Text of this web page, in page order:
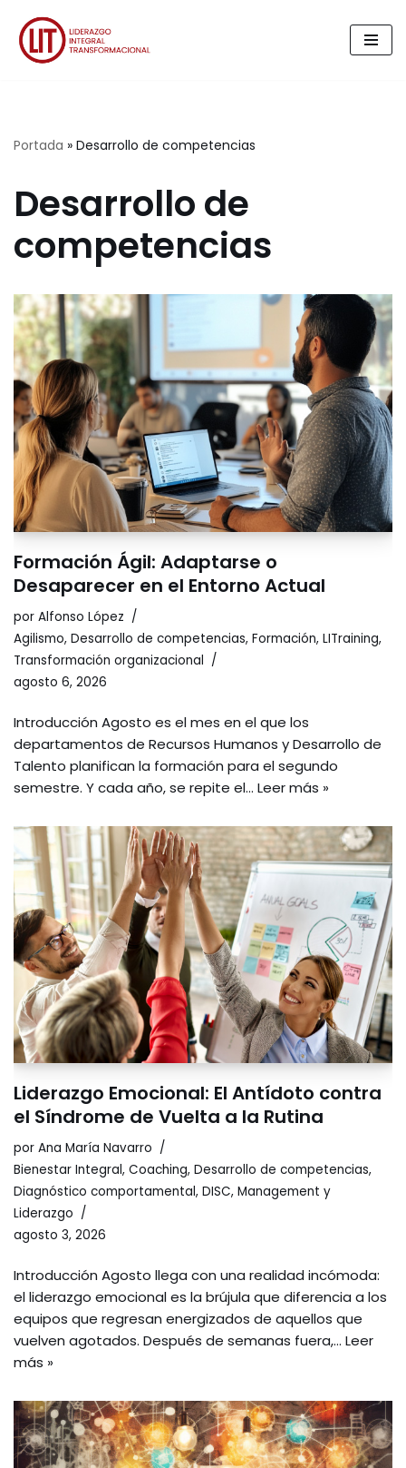
Saltar
Portada » Desarrollo de competencias
Desarrollo de
competencias
Formación Ágil: Adaptarse o
Desaparecer en el Entorno Actual
por Alfonso López
Agilismo, Desarrollo de competencias, Formación, LITraining,
Transformación organizacional
agosto 6, 2026
Introducción Agosto es el mes en el que los
departamentos de Recursos Humanos y Desarrollo de
Talento planifican la formación para el segundo
semestre. Y cada año, se repite el… Leer más »
Liderazgo Emocional: El Antídoto contra
el Síndrome de Vuelta a la Rutina
por Ana María Navarro
Bienestar Integral, Coaching, Desarrollo de competencias,
Diagnóstico comportamental, DISC, Management y
Liderazgo
agosto 3, 2026
Introducción Agosto llega con una realidad incómoda:
el liderazgo emocional es la brújula que diferencia a los
equipos que regresan energizados de aquellos que
vuelven agotados. Después de semanas fuera,… Leer
más »